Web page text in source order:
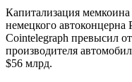
Капитализация
немецкого автоконцерна
Cointelegraph превысил
производителя
$56 млрд.